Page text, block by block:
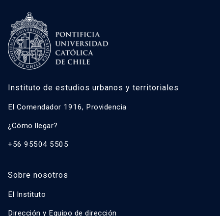
Instituto de estudios urbanos y territoriales
El Comendador 1916, Providencia
¿Cómo llegar?
+56 95504 5505
Sobre nosotros
El Instituto
Dirección y Equipo de dirección